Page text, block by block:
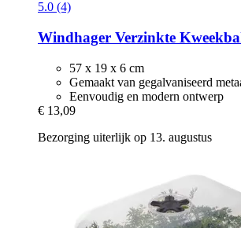
5.0 (4)
Windhager Verzinkte
57 x 19 x 6 cm
Gemaakt van gegalvaniseerd
Eenvoudig en modern ontwerp
€ 13,09
Bezorging uiterlijk op 13. augustus